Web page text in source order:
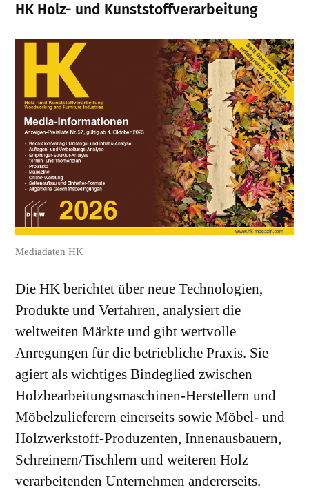
HK Holz- und Kunststoffverarbeitung
Mediadaten HK
Die HK berichtet über neue Technologien,
Produkte und Verfahren, analysiert die
weltweiten Märkte und gibt wertvolle
Anregungen für die betriebliche Praxis. Sie
agiert als wichtiges Bindeglied zwischen
Holzbearbeitungsmaschinen-Herstellern und
Möbelzulieferern einerseits sowie Möbel- und
Holzwerkstoff-Produzenten, Innenausbauern,
Schreinern/Tischlern und weiteren Holz
verarbeitenden Unternehmen andererseits.